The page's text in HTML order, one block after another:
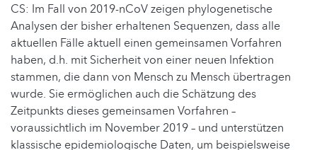
CS: Im Fall von 2019-nCoV zeigen phylogenetische
Analysen der bisher erhaltenen Sequenzen, dass alle
aktuellen Fälle aktuell einen gemeinsamen Vorfahren
haben, d.h. mit Sicherheit von einer neuen Infektion
stammen, die dann von Mensch zu Mensch übertragen
wurde. Sie ermöglichen auch die Schätzung des
Zeitpunkts dieses gemeinsamen Vorfahren –
voraussichtlich im November 2019 – und unterstützen
klassische epidemiologische Daten, um beispielsweise